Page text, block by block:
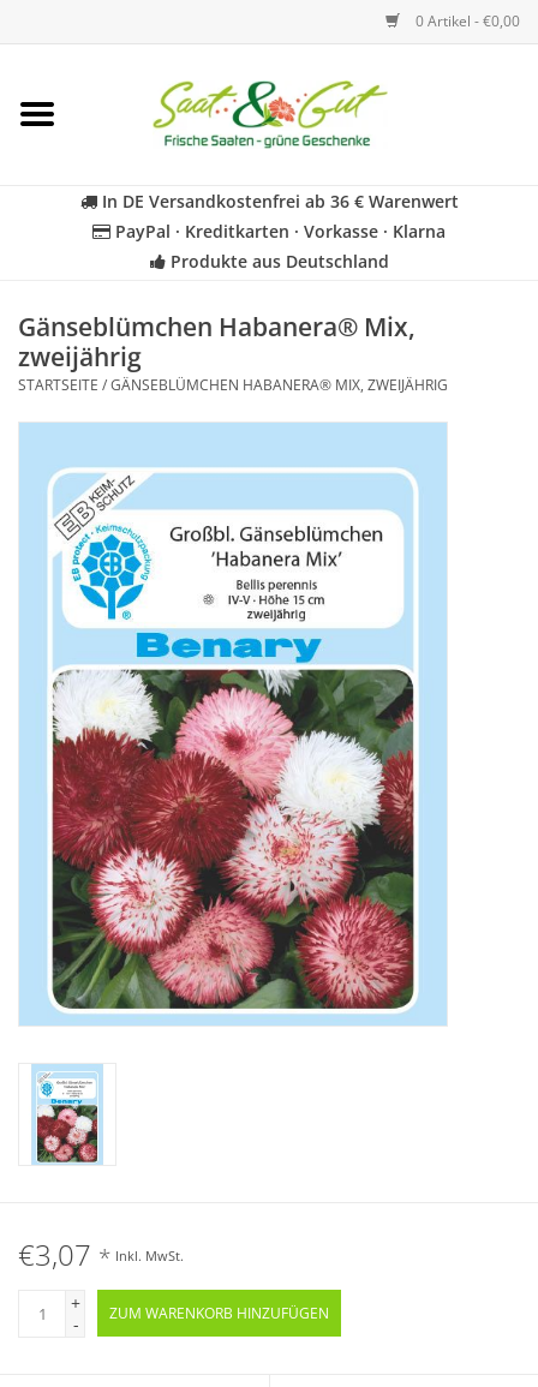
0 Artikel - €0,00
Startseite
Kräuter
BIO
Geschenkideen
Katalog
In DE Versandkostenfrei ab 36 € Warenwert
PayPal · Kreditkarten · Vorkasse · Klarna
Produkte aus Deutschland
Gänseblümchen Habanera® Mix,
zweijährig
STARTSEITE /GÄNSEBLÜMCHEN HABANERA® MIX, ZWEIJÄHRIG
€3,07 * Inkl. MwSt.
+
-
ZUM WARENKORB HINZUFÜGEN